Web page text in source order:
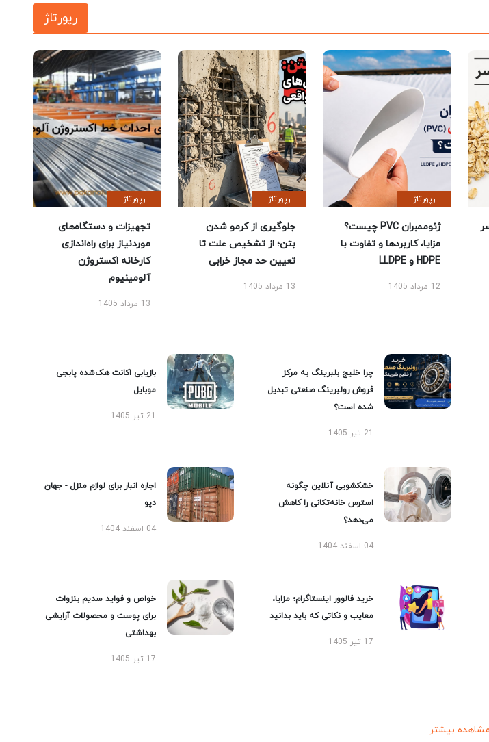
رپورتاژ
رپورتاژ
ژئوممبران PVC چیست؟
مزایا، کاربردها و تفاوت با
HDPE و LLDPE
12 مرداد 1405
رپورتاژ
جلوگیری از کرمو شدن
بتن؛ از تشخیص علت تا
تعیین حد مجاز خرابی
13 مرداد 1405
رپورتاژ
تجهیزات و دستگاه‌های
موردنیاز برای راه‌اندازی
کارخانه اکستروژن
آلومینیوم
13 مرداد 1405
چرا خلیج بلبرینگ به مرکز
فروش رولبرینگ صنعتی تبدیل
شده است؟
21 تیر 1405
بازیابی اکانت هک‌شده پابجی
موبایل
21 تیر 1405
خشکشویی آنلاین چگونه
استرس خانه‌تکانی را کاهش
می‌دهد؟
04 اسفند 1404
اجاره انبار برای لوازم منزل - جهان
دپو
04 اسفند 1404
خرید فالوور اینستاگرام؛ مزایا،
معایب و نکاتی که باید بدانید
17 تیر 1405
خواص و فواید سدیم بنزوات
برای پوست و محصولات آرایشی
بهداشتی
17 تیر 1405
مشاهده بیشتر